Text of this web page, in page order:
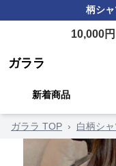
柄シャ
10,000
ガララ
新着商品
ガララ TOP › 白柄シ